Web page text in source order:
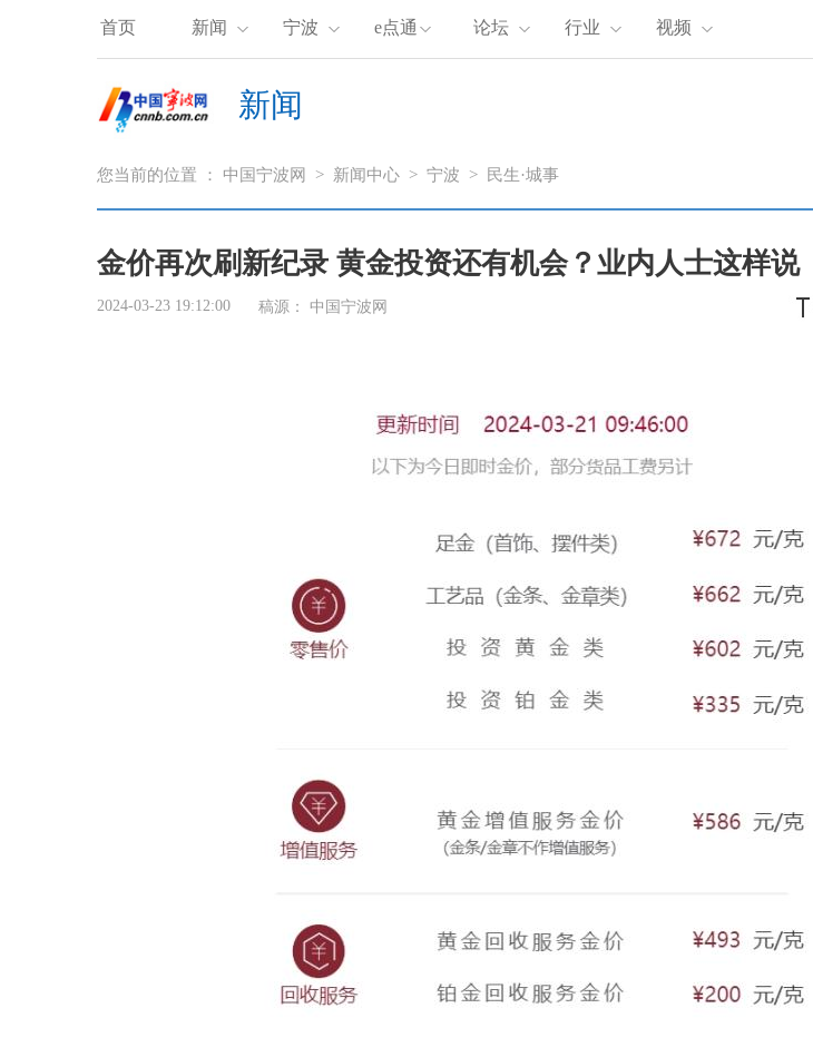
首页 新闻 宁波 e点通 论坛 行业 视频
新闻
您当前的位置 ： 中国宁波网 > 新闻中心 > 宁波 > 民生·城事
金价再次刷新纪录 黄金投资还有机会？业内人士这样说
2024-03-23 19:12:00 稿源： 中国宁波网